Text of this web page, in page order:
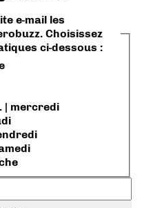
e-mail les
Choisissez
ci-dessous :
| mercredi